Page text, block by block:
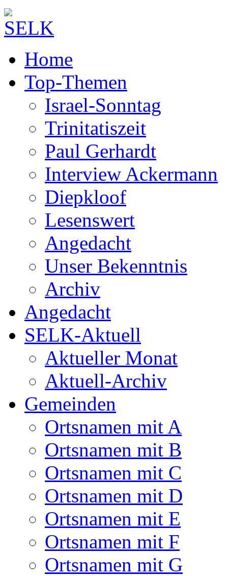
Home
Top-Themen
Israel-Sonntag
Trinitatiszeit
Paul Gerhardt
Interview Ackermann
Diepkloof
Lesenswert
Angedacht
Unser Bekenntnis
Archiv
Angedacht
SELK-Aktuell
Aktueller Monat
Aktuell-Archiv
Gemeinden
Ortsnamen mit A
Ortsnamen mit B
Ortsnamen mit C
Ortsnamen mit D
Ortsnamen mit E
Ortsnamen mit F
Ortsnamen mit G